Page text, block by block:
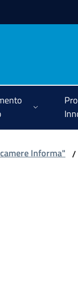
Informa" /